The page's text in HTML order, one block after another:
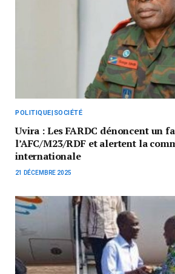
POLITIQUE|SOCIÉTÉ
Uvira : Les FARDC dénoncent un
l’AFC/M23/RDF et alertent la
internationale
21 DÉCEMBRE 2025